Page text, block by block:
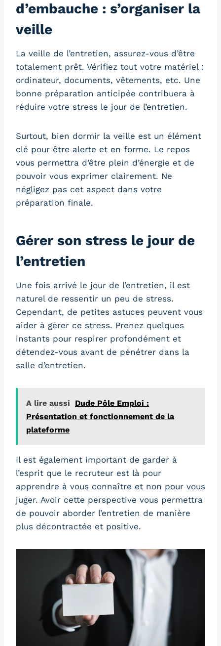
d’embauche : s’organiser la
veille
La veille de l’entretien, assurez-vous d’être
totalement prêt. Vérifiez tout votre matériel :
ordinateur, documents, vêtements, etc. Une
bonne préparation anticipée contribuera à
réduire votre stress le jour de l’entretien.
Surtout, bien dormir la veille est un élément
clé pour être alerte et en forme. Le repos
vous permettra d’être plein d’énergie et de
pouvoir vous exprimer clairement. Ne
négligez pas cet aspect dans votre
préparation finale.
Gérer son stress le jour de
l’entretien
Une fois arrivé le jour de l’entretien, il est
naturel de ressentir un peu de stress.
Cependant, de petites astuces peuvent vous
aider à gérer ce stress. Prenez quelques
instants pour respirer profondément et
détendez-vous avant de pénétrer dans la
salle d’entretien.
A lire aussi
Dude Pôle Emploi :
Présentation et fonctionnement de la
plateforme
Il est également important de garder à
l’esprit que le recruteur est là pour
apprendre à vous connaître et non pour vous
juger. Avoir cette perspective vous permettra
de pouvoir aborder l’entretien de manière
plus décontractée et positive.